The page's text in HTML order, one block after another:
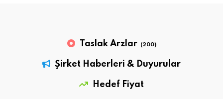
Taslak Arzlar (200)
Şirket Haberleri & Duyurular
Hedef Fiyat